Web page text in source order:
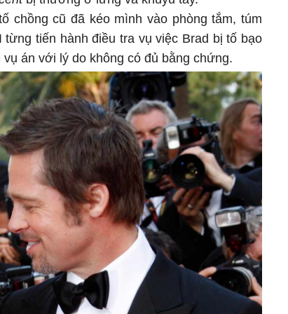
chồng cũ đã kéo mình vào phòng tắm, túm
tiến hành điều tra vụ việc Brad bị tố bạo
án với lý do không có đủ bằng chứng.